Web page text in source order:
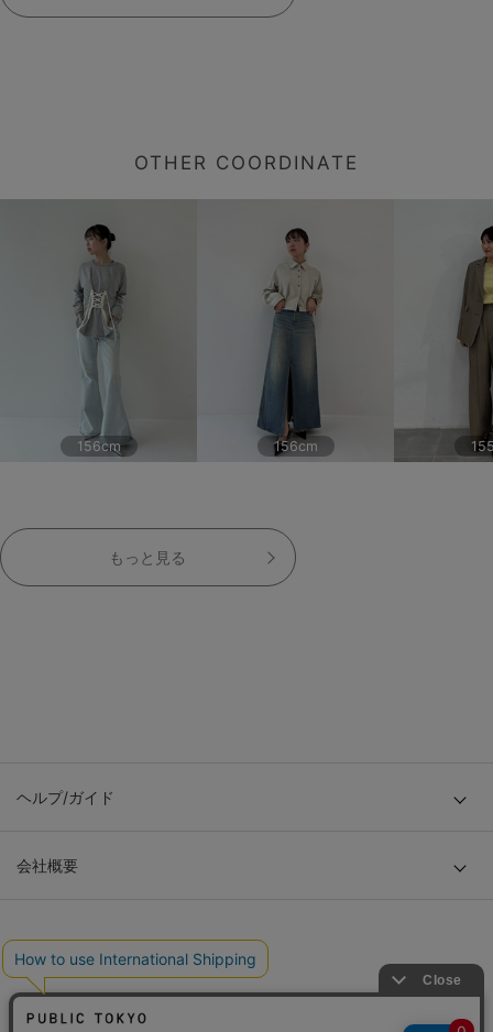
OTHER COORDINATE
156cm 156cm
もっと見る
ヘルプ/ガイド
会社概要